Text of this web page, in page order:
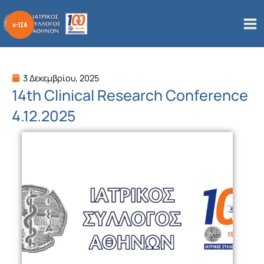
στο
περιεχόμενο
3 Δεκεμβρίου, 2025
14th Clinical Research Conference
4.12.2025